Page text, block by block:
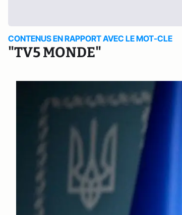
CONTENUS EN RAPPORT AVEC LE MOT-CLE
"TV5 MONDE"